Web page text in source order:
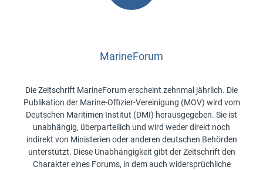
MarineForum
Die Zeitschrift MarineForum erscheint zehnmal jährlich. Die
Publikation der Marine-Offizier-Vereinigung (MOV) wird vom
Deutschen Maritimen Institut (DMI) herausgegeben. Sie ist
unabhängig, überparteilich und wird weder direkt noch
indirekt von Ministerien oder anderen deutschen Behörden
unterstützt. Diese Unabhängigkeit gibt der Zeitschrift den
Charakter eines Forums, in dem auch widersprüchliche